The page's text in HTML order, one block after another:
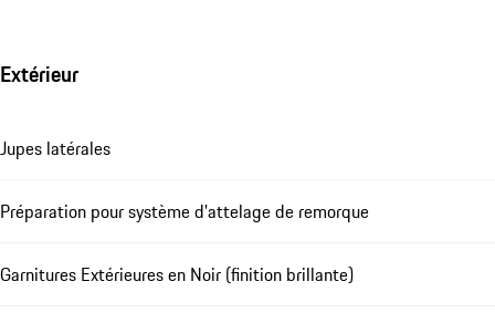
Extérieur
Jupes latérales
Préparation pour système d'attelage de remorque
Garnitures Extérieures en Noir (finition brillante)